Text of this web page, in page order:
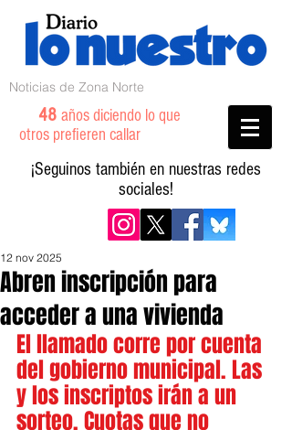
Noticias de Zona Norte
48 años diciendo lo que
otros prefieren callar
¡Seguinos también en nuestras redes
sociales!
Abren inscripción para
acceder a una vivienda
12 nov 2025
El llamado corre por cuenta
del gobierno municipal. Las
y los inscriptos irán a un
sorteo. Cuotas que no